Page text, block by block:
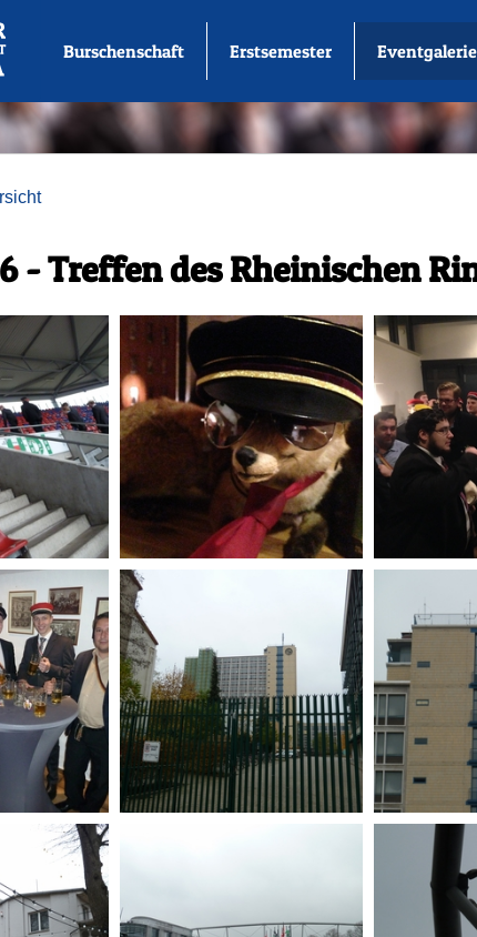
Burschenschaft Erstsemester Eventgalerie
- Treffen des Rheinischen